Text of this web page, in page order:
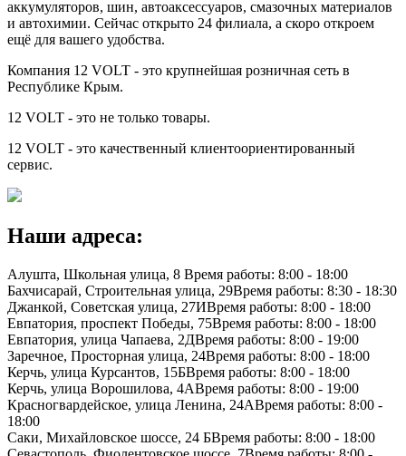
аккумуляторов, шин, автоаксессуаров, смазочных материалов
и автохимии. Сейчас открыто 24 филиала, а скоро откроем
ещё для вашего удобства.
Компания 12 VOLT - это крупнейшая розничная сеть в
Республике Крым.
12 VOLT - это не только товары.
12 VOLT - это качественный клиентоориентированный
сервис.
Наши адреса:
Алушта, Школьная улица, 8 Время работы: 8:00 - 18:00
Бахчисарай, Строительная улица, 29Время работы: 8:30 - 18:30
Джанкой, Советская улица, 27ИВремя работы: 8:00 - 18:00
Евпатория, проспект Победы, 75Время работы: 8:00 - 18:00
Евпатория, улица Чапаева, 2ДВремя работы: 8:00 - 19:00
Заречное, Просторная улица, 24Время работы: 8:00 - 18:00
Керчь, улица Курсантов, 15БВремя работы: 8:00 - 18:00
Керчь, улица Ворошилова, 4АВремя работы: 8:00 - 19:00
Красногвардейское, улица Ленина, 24АВремя работы: 8:00 -
18:00
Саки, Михайловское шоссе, 24 БВремя работы: 8:00 - 18:00